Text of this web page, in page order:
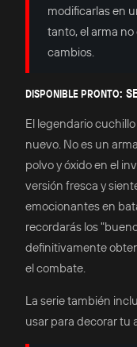
modificarlas en
tanto, el arma
cambios.
DISPONIBLE PRONTO:
El legendario
nuevo. No es un
polvo y óxido en el
versión fresca y
emocionantes en
recordarás los
definitivamente
el combate.
La serie también
usar para decorar tu